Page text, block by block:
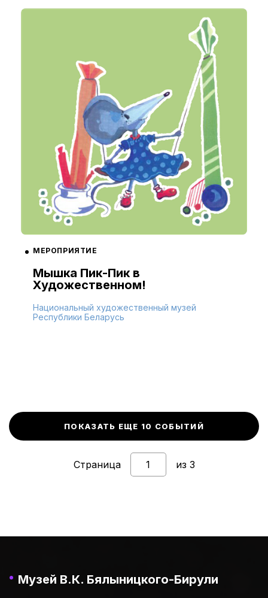
МЕРОПРИЯТИЕ
Мышка Пик-Пик в
Художественном!
Национальный художественный музей
Республики Беларусь
ПОКАЗАТЬ ЕЩЕ 10 СОБЫТИЙ
Страница из 3
Музей В.К. Бялыницкого-Бирули